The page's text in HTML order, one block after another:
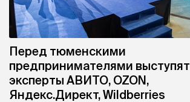
Перед тюменскими
предпринимателями выступят
эксперты АВИТО, OZON,
Яндекс.Директ, Wildberries